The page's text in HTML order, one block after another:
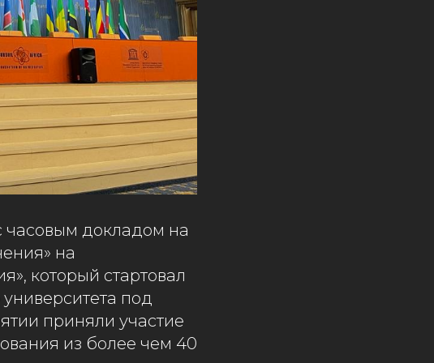
докладом на
на
который стартовал
под
приняли участие
из более чем 40